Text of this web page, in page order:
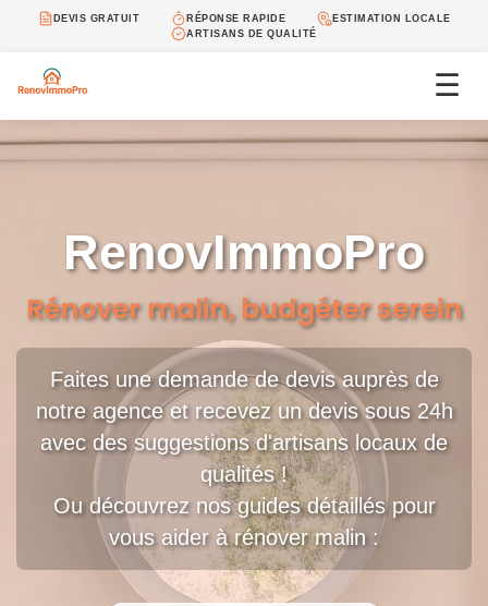
DEVIS GRATUIT RÉPONSE RAPIDE
ESTIMATION LOCALE
ARTISANS DE QUALITÉ
☰
RenovImmoPro
Rénover malin, budgéter serein
Faites une demande de devis auprès de
notre agence et recevez un devis sous 24h
avec des suggestions d'artisans locaux de
qualités !
Ou découvrez nos guides détaillés pour
vous aider à rénover malin :